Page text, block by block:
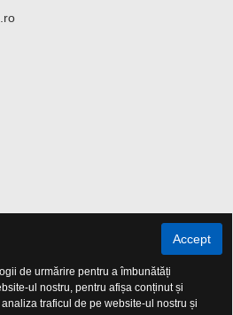
Accept
de urmărire pentru a îmbunătăți
ul nostru, pentru afișa conținut și
traficul de pe website-ul nostru și